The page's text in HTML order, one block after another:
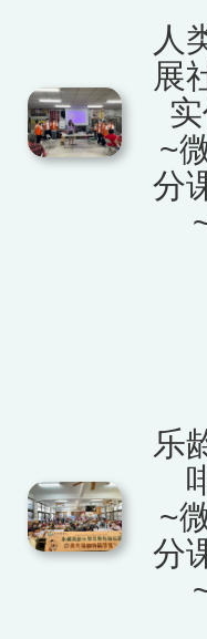
人
展
~
分
乐
~
分